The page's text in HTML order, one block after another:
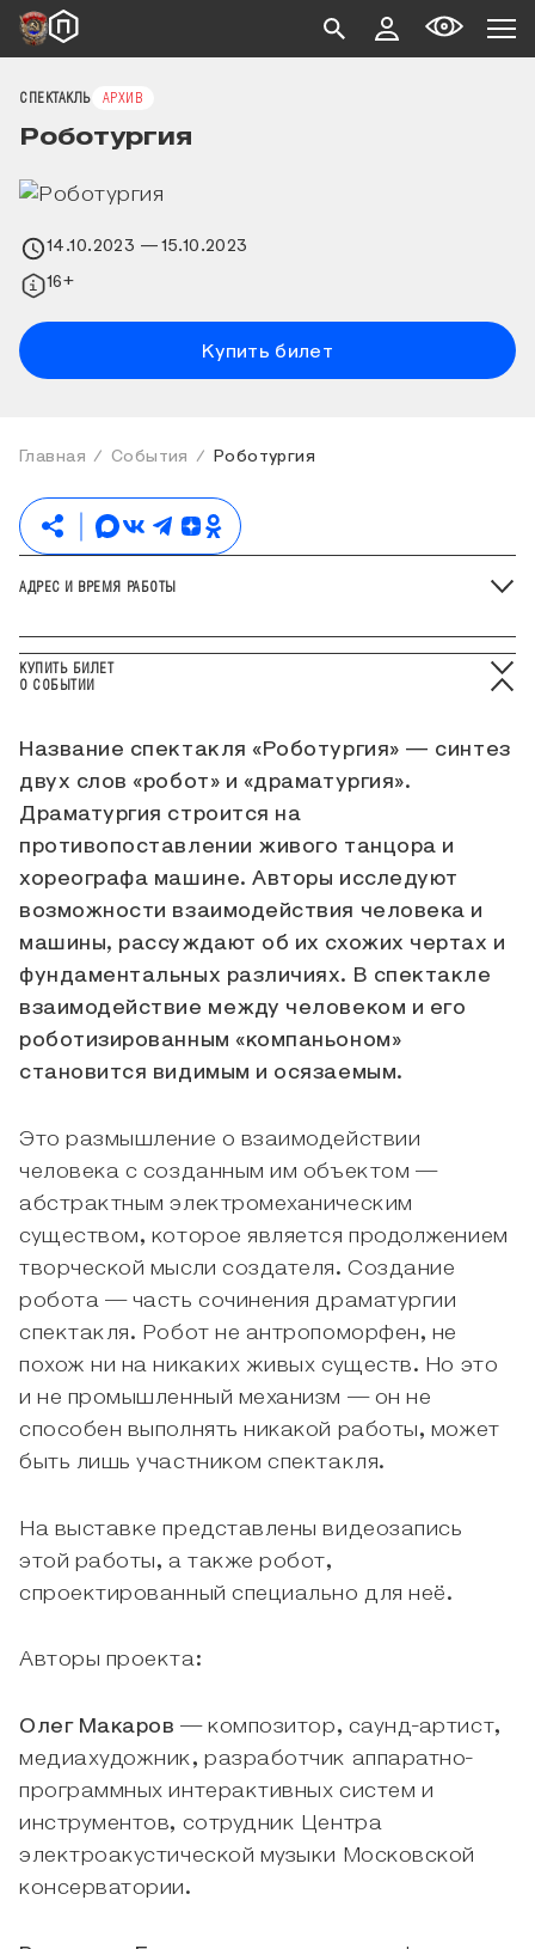
СПЕКТАКЛЬ АРХИВ
Роботургия
14.10.2023 — 15.10.2023
16+
Купить билет
Главная События Роботургия
О СОБЫТИИ
Название спектакля «Роботургия» — синтез
двух слов «робот» и «драматургия».
Драматургия строится на
противопоставлении живого танцора и
хореографа машине. Авторы исследуют
возможности взаимодействия человека и
машины, рассуждают об их схожих чертах и
фундаментальных различиях. В спектакле
взаимодействие между человеком и его
роботизированным «компаньоном»
становится видимым и осязаемым.
Это размышление о взаимодействии
человека с созданным им объектом —
абстрактным электромеханическим
существом, которое является продолжением
творческой мысли создателя. Создание
робота — часть сочинения драматургии
спектакля. Робот не антропоморфен, не
похож ни на никаких живых существ. Но это
и не промышленный механизм — он не
способен выполнять никакой работы, может
быть лишь участником спектакля.
На выставке представлены видеозапись
этой работы, а также робот,
спроектированный специально для неё.
Авторы проекта:
Олег Макаров — композитор, саунд-артист,
медиахудожник, разработчик аппаратно-
программных интерактивных систем и
инструментов, сотрудник Центра
электроакустической музыки Московской
консерватории.
АДРЕС И ВРЕМЯ РАБОТЫ
КУПИТЬ БИЛЕТ